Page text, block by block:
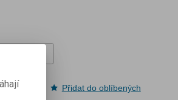
Přidat do oblíbených